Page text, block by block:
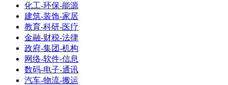
化工-环保-能源
建筑-装饰-家居
教育-科研-医疗
金融-财税-法律
政府-集团-机构
网络-软件-信息
数码-电子-通讯
汽车-物流-搬运